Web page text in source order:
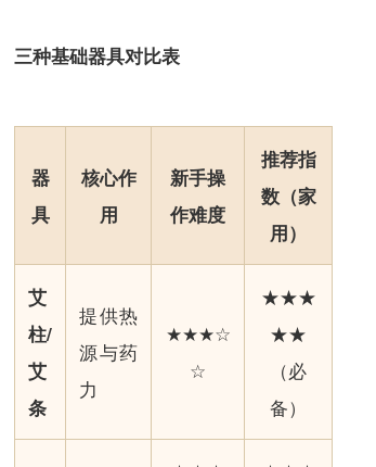
三种基础器具对比表
器
具
核心作
用
新手操
作难度
推荐指
数（家
用）
艾
柱/
艾
条
提供热
源与药
力
★★★☆
☆
★★★
★★
（必
备）